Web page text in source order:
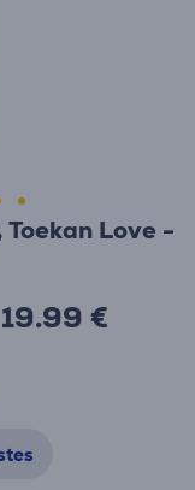
Love -
19.99 €